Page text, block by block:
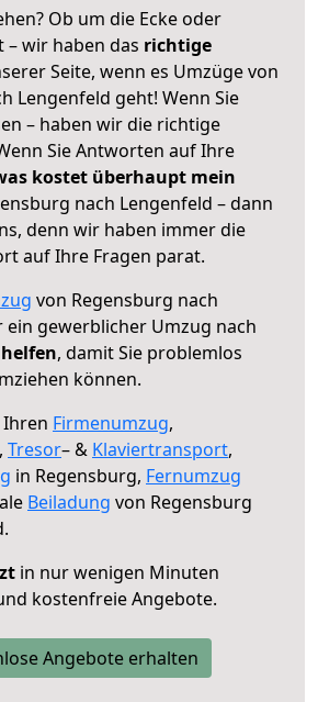
Ob um die Ecke oder
wir haben das richtige
Seite, wenn es Umzüge von
Lengenfeld geht! Wenn Sie
– haben wir die richtige
Sie Antworten auf Ihre
kostet überhaupt mein
nach Lengenfeld – dann
denn wir haben immer die
auf Ihre Fragen parat.
von Regensburg nach
ein gewerblicher Umzug nach
, damit Sie problemlos
können.
Firmenumzug,
, Tresor– & Klaviertransport,
in Regensburg, Fernumzug
Beiladung von Regensburg
in nur wenigen Minuten
kostenfreie Angebote.
Angebote erhalten